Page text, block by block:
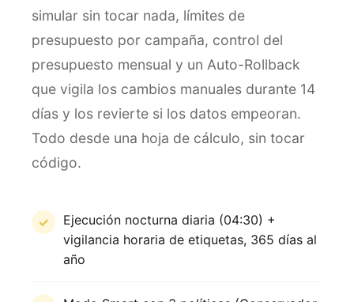
simular sin tocar nada, límites de
presupuesto por campaña, control del
presupuesto mensual y un Auto-Rollback
que vigila los cambios manuales durante 14
días y los revierte si los datos empeoran.
Todo desde una hoja de cálculo, sin tocar
código.
Ejecución nocturna diaria (04:30) +
vigilancia horaria de etiquetas, 365 días al
año